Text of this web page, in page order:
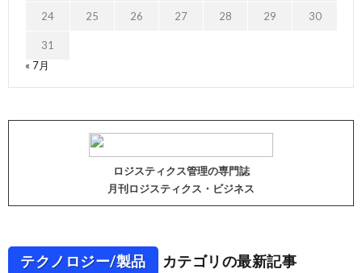
24 25 26 27 28 29 30
31
« 7月
ロジスティクス管理の専門誌
月刊ロジスティクス・ビジネス
テクノロジー/製品 カテゴリの最新記事